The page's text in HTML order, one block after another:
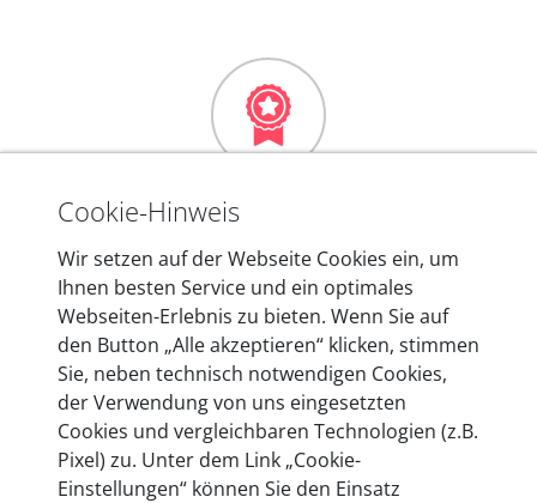
Mehr als 10 Jahre Erfahrung
In den Kfz-Diagnosegeräten von autoaid stecken
mehr als 10 Jahre Erfahrung, und auch in Zukunft
entwickeln wir unsere Produkte am Standort in
Berlin laufend weiter. Auf diese Qualität vertrauen
heute mehr als 60.000 Privatkunden und
Unternehmen.
Cookie-Hinweis
Wir setzen auf der Webseite Cookies ein, um
Ihnen besten Service und ein optimales
Webseiten-Erlebnis zu bieten. Wenn Sie auf
den Button „Alle akzeptieren“ klicken, stimmen
Sie, neben technisch notwendigen Cookies,
der Verwendung von uns eingesetzten
Cookies und vergleichbaren Technologien (z.B.
Pixel) zu. Unter dem Link „Cookie-
Einstellungen“ können Sie den Einsatz